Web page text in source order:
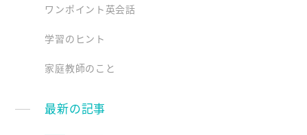
ワンポイント英会話
学習のヒント
家庭教師のこと
最新の記事